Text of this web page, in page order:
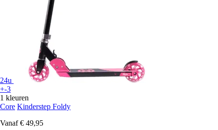
24u
+-3
1 kleuren
Core Kinderstep Foldy
Vanaf € 49,95